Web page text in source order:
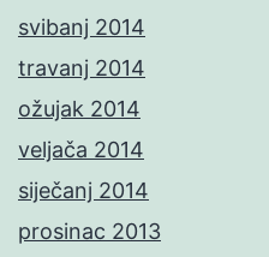
svibanj 2014
travanj 2014
ožujak 2014
veljača 2014
siječanj 2014
prosinac 2013